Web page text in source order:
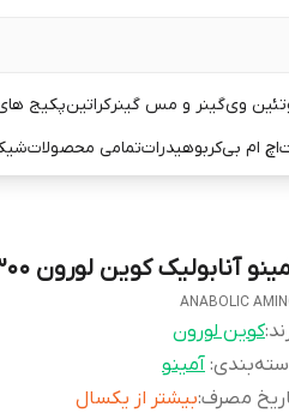
ویگینر و مس گینرکراتینپکیج
اچ ام بیکربوهیدراتتمامی محصولات
آنابولیک کوین لورون ۳۰۰عددی
ANABOLIC
کوین لورون
: آمینو
مصرف:بیشتر از یکسال